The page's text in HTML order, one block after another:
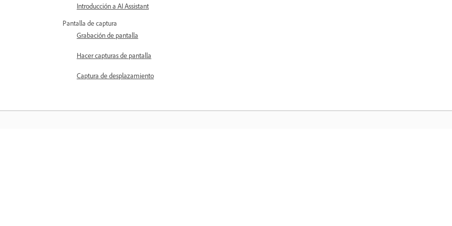
Introducción a AI Assistant
Pantalla de captura
Grabación de pantalla
Hacer capturas de pantalla
Captura de desplazamiento